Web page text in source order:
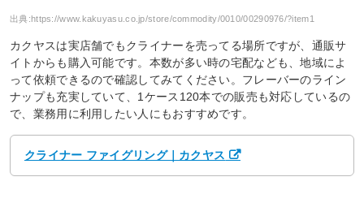
出典:https://www.kakuyasu.co.jp/store/commodity/0010/00290976/?item1
カクヤスは実店舗でもクライナーを売ってる場所ですが、通販サ
イトからも購入可能です。本数が多い時の宅配なども、地域によ
って依頼できるので確認してみてください。フレーバーのライン
ナップも充実していて、1ケース120本での販売も対応しているの
で、業務用に利用したい人にもおすすめです。
クライナー ファイグリング｜カクヤス